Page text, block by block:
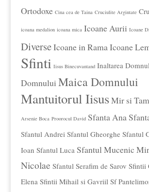
Ortodoxe Cina cea de Taina Cruciulite Argintate
icoana medalion icoana mica Icoane Aurii Icoane
DiverseIcoane in RamaIcoane
Sfinti Iisus Binecuvantand Inaltarea
Domnului Maica Domnului
Mantuitorul IisusMir si
Arsenie Boca Proorocul David Sfanta Ana
Sfantul Andrei Sfantul Gheorghe Sfantul
Ioan Sfantul Luca Sfantul Mucenic
Nicolae Sfantul Serafim de Sarov Sfintii
Elena Sfintii Mihail si Gavriil Sf